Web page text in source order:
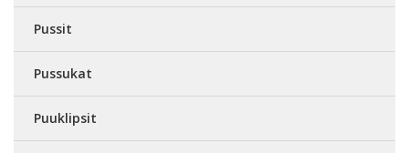
Pussit
Pussukat
Puuklipsit